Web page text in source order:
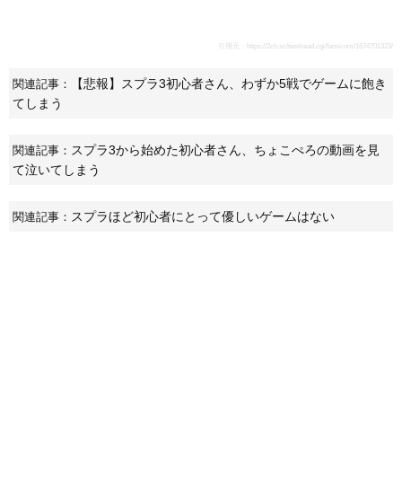
引用元： https://2ch.sc/test/read.cgi/famicom/1674701323/
関連記事：
【悲報】スプラ3初心者さん、わずか5戦でゲームに飽き
てしまう
関連記事： スプラ3から始めた初心者さん、ちょこぺろの動画を見
て泣いてしまう
関連記事： スプラほど初心者にとって優しいゲームはない